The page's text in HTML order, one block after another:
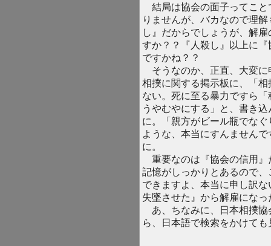
結局は協会の面子ってこと
りませんが、バカなので理
し』だからでしょうが、解
すか？？『人殺し』以上に
ですかね？？
そうなのか、正直、大変に
相撲に関する掲示板に、「
ない。死に至る暴力ですら
うやむやにする」と、書き
に。「親方がビール瓶でな
ような、本当にすんません
に。
重要なのは『協会の信用』
記憶がしっかりとあるので
できますよ、本当に申し訳
失墜させた』から解雇にな
あ、ちなみに、日本相撲協
ら、日本語で検索をかけて